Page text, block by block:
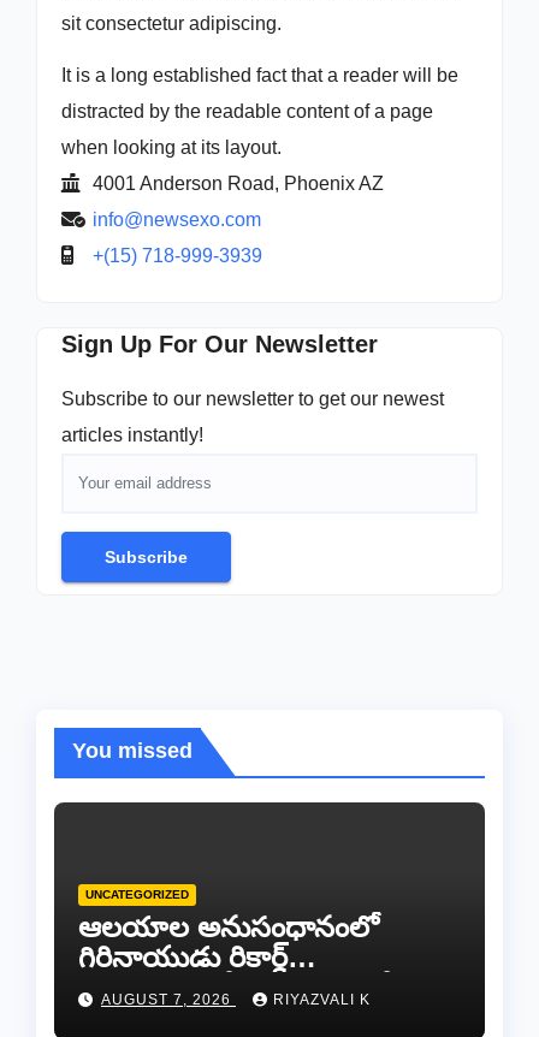
sit consectetur adipiscing.
It is a long established fact that a reader will be
distracted by the readable content of a page
when looking at its layout.
4001 Anderson Road, Phoenix AZ
info@newsexo.com
+(15) 718-999-3939
Sign Up For Our Newsletter
Subscribe to our newsletter to get our newest
articles instantly!
Subscribe
You missed
UNCATEGORIZED
ఆలయాల అనుసంధానంలో
గిరినాయుడు రికార్డ్
దారినేర్పరి..రోడ్డు నిర్మాణంతో పాటు
గోవుల సంరక్షణకు ప్రాణప్రతిష్ఠ!..
AUGUST 7, 2026 RIYAZVALI K